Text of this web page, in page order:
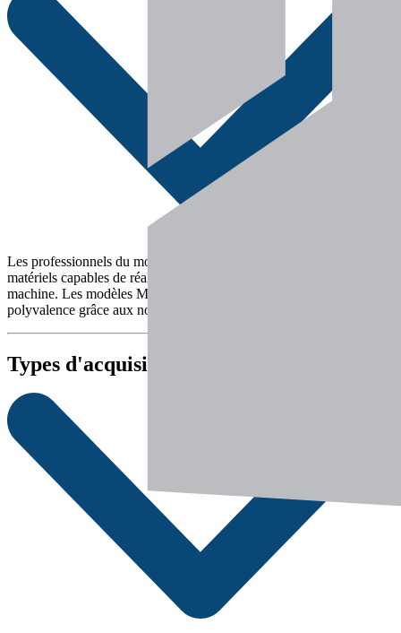
Les professionnels du monde équestre recherchent aujourd’hui des
matériels capables de réaliser plusieurs tâches avec une seule
machine. Les modèles Manitou MLA 2-25 H et 850R offrent cette
polyvalence grâce aux nombreux accessoires compatibles
Types d'acquisition